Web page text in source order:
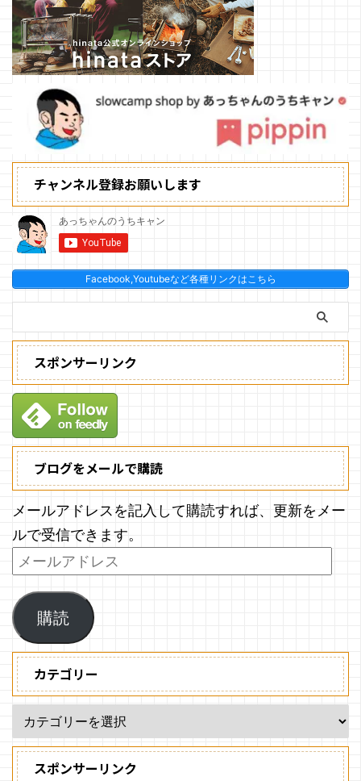
チャンネル登録お願いします
Facebook,Youtubeなど各種リンクはこちら
スポンサーリンク
ブログをメールで購読
メールアドレスを記入して購読すれば、更新をメー
ルで受信できます。
購読
カテゴリー
スポンサーリンク